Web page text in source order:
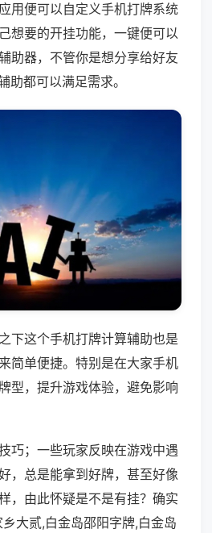
用便可以自定义手机打牌系统
想要的开挂功能，一键便可以
助器，不管你是想分享给好友
助都可以满足需求。
下这个手机打牌计算辅助也是
简单便捷。特别是在大家手机
型，提升游戏体验，避免影响
巧；一些玩家反映在游戏中遇
，总是能拿到好牌，甚至好像
，由此怀疑是不是有挂？确实
大贰,白金岛邵阳字牌,白金岛